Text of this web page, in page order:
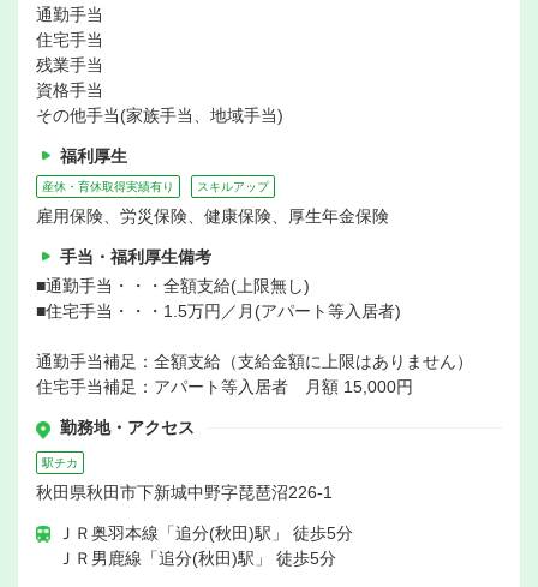
通勤手当
住宅手当
残業手当
資格手当
その他手当(家族手当、地域手当)
福利厚生
産休・育休取得実績有り スキルアップ
雇用保険、労災保険、健康保険、厚生年金保険
手当・福利厚生備考
■通勤手当・・・全額支給(上限無し)
■住宅手当・・・1.5万円／月(アパート等入居者)
通勤手当補足：全額支給（支給金額に上限はありません）
住宅手当補足：アパート等入居者 月額 15,000円
勤務地・アクセス
駅チカ
秋田県秋田市下新城中野字琵琶沼226-1
ＪＲ奥羽本線「追分(秋田)駅」 徒歩5分
ＪＲ男鹿線「追分(秋田)駅」 徒歩5分